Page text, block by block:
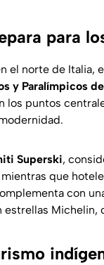
para
el norte de Italia,
y Paralímpicos
los puntos
Superski,
que
con
estrellas Michelin,